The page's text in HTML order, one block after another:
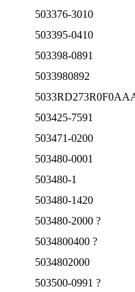
503376-3010
503395-0410
503398-0891
5033980892
503425-7591
503471-0200
503480-0001
503480-1
503480-1420
503480-2000 ?
5034800400 ?
5034802000
503500-0991 ?